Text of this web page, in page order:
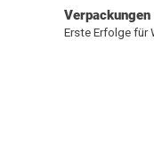
Erste Erfolge für